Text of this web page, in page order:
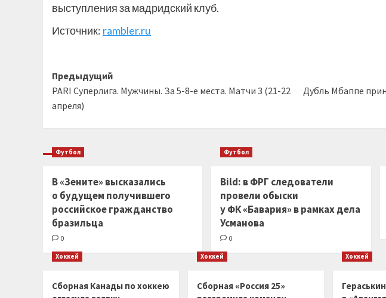
выступления за мадридский клуб.
Источник: rambler.ru
Навигация
записи
Предыдущий
PARI Суперлига. Мужчины. За 5-8-е места. Матчи 3 (21-22
апреля)
Дубль Мбаппе
Футбол
В «Зените» высказались
о будущем получившего
российское гражданство
бразильца
0
Футбол
Bild: в ФРГ следователи
провели обыски
у ФК «Бавария» в рамках дела
Усманова
0
Хоккей
Сборная Канады по хоккею
Хоккей
Сборная «Россия 25»
Хоккей